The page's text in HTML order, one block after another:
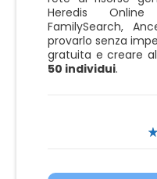
Heredis
FamilySearch,
provarlo senza
gratuita e creare
50 individui.